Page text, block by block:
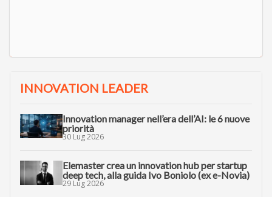
INNOVATION LEADER
Innovation manager nell’era dell’AI: le 6 nuove
priorità
30 Lug 2026
Elemaster crea un innovation hub per startup
deep tech, alla guida Ivo Boniolo (ex e-Novia)
29 Lug 2026